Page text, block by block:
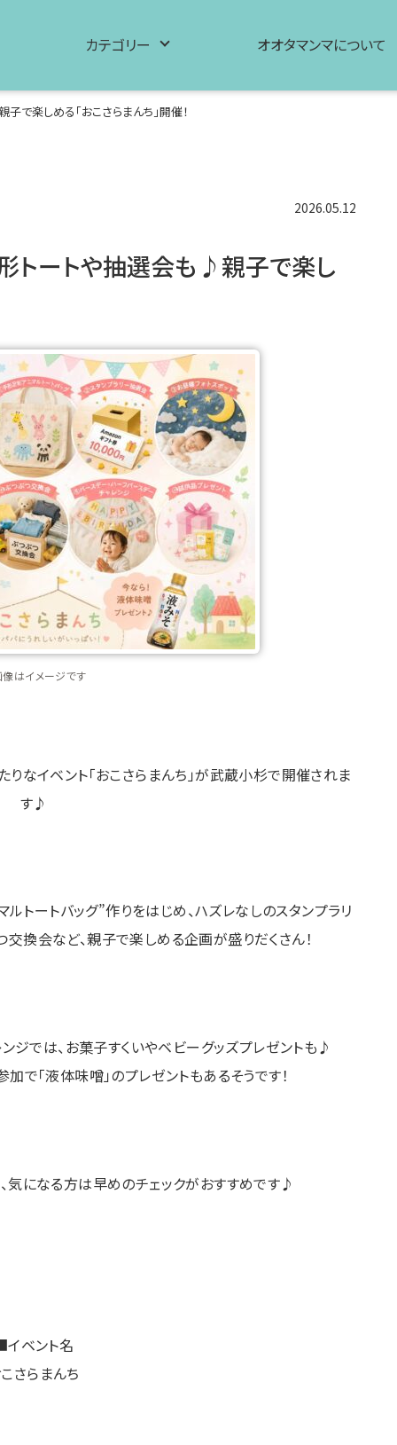
カテゴリー オオタマンマについて
で楽しめる「おこさらまんち」開催！
2026.05.12
トートや抽選会も♪親子で楽し
はイメージです
なイベント「おこさらまんち」が武蔵小杉で開催されま
す♪
トートバッグ”作りをはじめ、ハズレなしのスタンプラリ
交換会など、親子で楽しめる企画が盛りだくさん！
ジでは、お菓子すくいやベビーグッズプレゼントも♪
で「液体味噌」のプレゼントもあるそうです！
になる方は早めのチェックがおすすめです♪
ベント名
さらまんち